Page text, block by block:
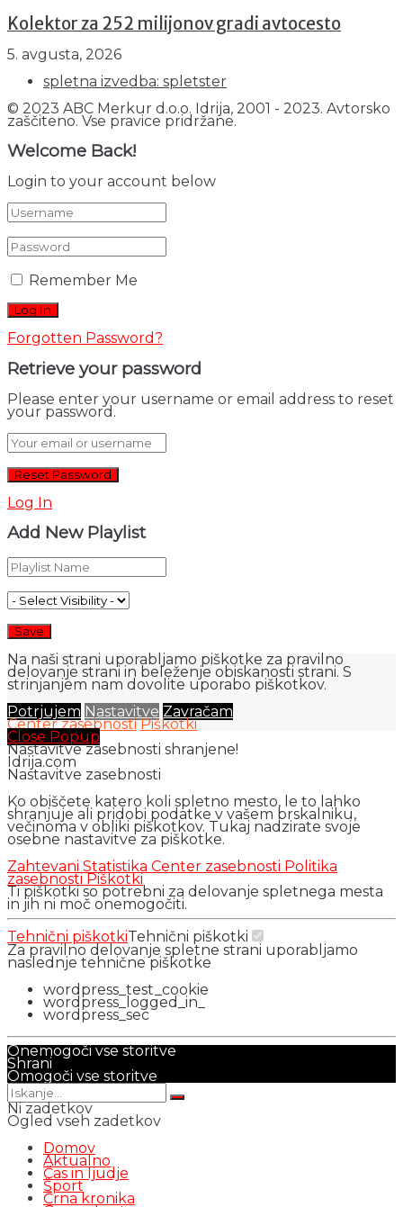
Kolektor za 252 milijonov gradi avtocesto
5. avgusta, 2026
spletna izvedba: spletster
© 2023 ABC Merkur d.o.o. Idrija, 2001 - 2023. Avtorsko
zaščiteno. Vse pravice pridržane.
Welcome Back!
Login to your account below
Remember Me
Forgotten Password?
Retrieve your password
Please enter your username or email address to reset
your password.
Log In
Add New Playlist
Na naši strani uporabljamo piškotke za pravilno
delovanje strani in beleženje obiskanosti strani. S
strinjanjem nam dovolite uporabo piškotkov.
Potrjujem Nastavitve Zavračam
Center zasebnosti Piškotki
Close Popup
Nastavitve zasebnosti shranjene!
Idrija.com
Nastavitve zasebnosti
Ko obiščete katero koli spletno mesto, le to lahko
shranjuje ali pridobi podatke v vašem brskalniku,
večinoma v obliki piškotkov. Tukaj nadzirate svoje
osebne nastavitve za piškotke.
Zahtevani Statistika Center zasebnosti Politika
zasebnostiPiškotki
Ti piškotki so potrebni za delovanje spletnega mesta
in jih ni moč onemogočiti.
Tehnični piškotkiTehnični piškotki
Za pravilno delovanje spletne strani uporabljamo
naslednje tehnične piškotke
wordpress_test_cookie
wordpress_logged_in_
wordpress_sec
Onemogoči vse storitve
Shrani
Omogoči vse storitve
Ni zadetkov
Ogled vseh zadetkov
Domov
Aktualno
Čas in ljudje
Šport
Črna kronika